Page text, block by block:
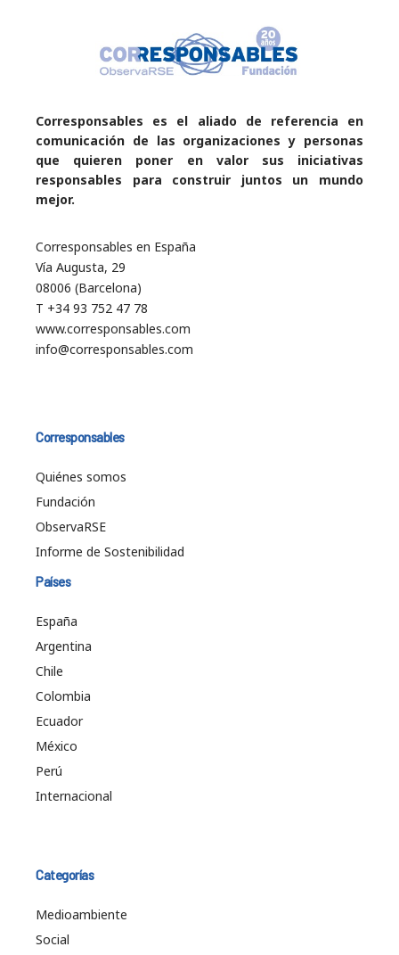
Corresponsables es el aliado de referencia en
comunicación de las organizaciones y personas
que quieren poner en valor sus iniciativas
responsables para construir juntos un mundo
mejor.
Corresponsables en España
Vía Augusta, 29
08006 (Barcelona)
T +34 93 752 47 78
www.corresponsables.com
info@corresponsables.com
Corresponsables
Quiénes somos
Fundación
ObservaRSE
Informe de Sostenibilidad
Países
España
Argentina
Chile
Colombia
Ecuador
México
Perú
Internacional
Categorías
Medioambiente
Social